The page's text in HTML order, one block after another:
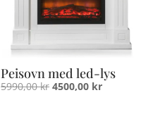
Peisovn med led-lys
5990,00kr Opprinnelig
4500,00 kr